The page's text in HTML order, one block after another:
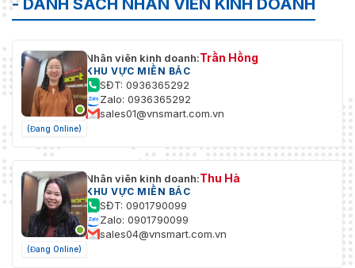
- DANH SÁCH NHÂN VIÊN KINH DOANH
(Đang Online)
Nhân viên kinh doanh:Trần Hồng
KHU VỰC MIỀN BẮC
SĐT: 0936365292
Zalo: 0936365292
sales01@vnsmart.com.vn
(Đang Online)
Nhân viên kinh doanh:Thu Hà
KHU VỰC MIỀN BẮC
SĐT: 0901790099
Zalo: 0901790099
sales04@vnsmart.com.vn